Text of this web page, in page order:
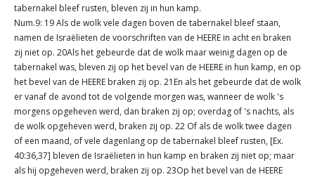
tabernakel bleef rusten, bleven zij in hun kamp.
Num.9: 19 Als de wolk vele dagen boven de tabernakel bleef staan,
namen de Israëlieten de voorschriften van de HEERE in acht en braken
zij niet op. 20Als het gebeurde dat de wolk maar weinig dagen op de
tabernakel was, bleven zij op het bevel van de HEERE in hun kamp, en op
het bevel van de HEERE braken zij op. 21En als het gebeurde dat de wolk
er vanaf de avond tot de volgende morgen was, wanneer de wolk 's
morgens opgeheven werd, dan braken zij op; overdag of 's nachts, als
de wolk opgeheven werd, braken zij op. 22 Of als de wolk twee dagen
of een maand, of vele dagenlang op de tabernakel bleef rusten, [Ex.
40:36,37] bleven de Israëlieten in hun kamp en braken zij niet op; maar
als hij opgeheven werd, braken zij op. 23Op het bevel van de HEERE